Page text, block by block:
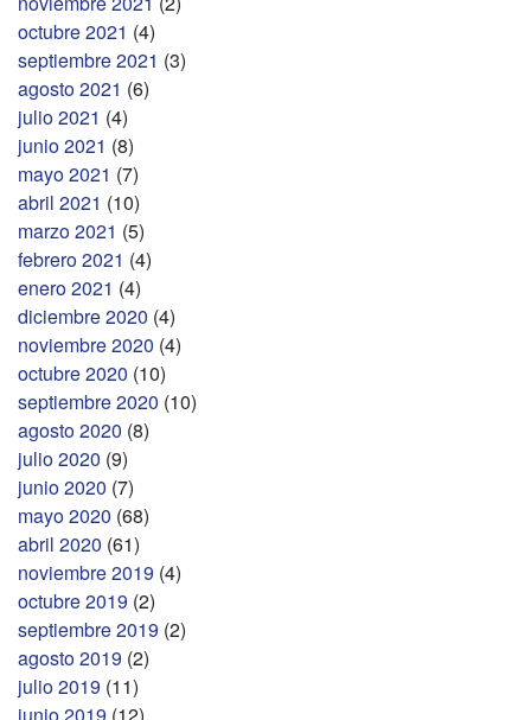
octubre 2021 (4)
septiembre 2021 (3)
agosto 2021 (6)
julio 2021 (4)
junio 2021 (8)
mayo 2021 (7)
abril 2021 (10)
marzo 2021 (5)
febrero 2021 (4)
enero 2021 (4)
diciembre 2020 (4)
noviembre 2020 (4)
octubre 2020 (10)
septiembre 2020 (10)
agosto 2020 (8)
julio 2020 (9)
junio 2020 (7)
mayo 2020 (68)
abril 2020 (61)
noviembre 2019 (4)
octubre 2019 (2)
septiembre 2019 (2)
agosto 2019 (2)
julio 2019 (11)